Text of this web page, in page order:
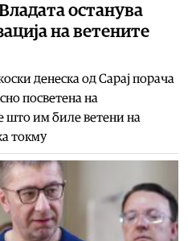
останува
на ветените
денеска од Сарај порача
посветена на
што им биле ветени на
токму